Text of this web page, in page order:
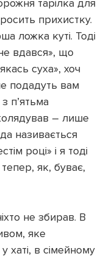
тарілка для
прихистку.
ложка куті. Тоді
вдався», що
суха», хоч
подадуть вам
п’ятьма
– лише
називається
році» і я тоді
тепер, як, буває,
не збирав. В
яке
хаті, в сімейному